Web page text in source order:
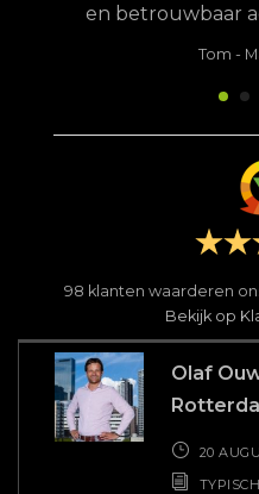
en betrouwbaar
Tom -
98 klanten waarderen
Bekijk op
Olaf
20